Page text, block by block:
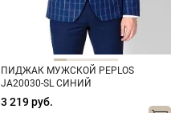
ПИДЖАК МУЖСКОЙ PEPLOS
JA20030-SL СИНИЙ
3 219 руб.